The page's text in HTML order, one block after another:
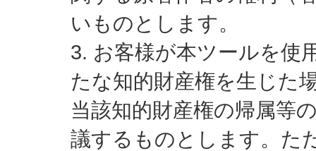
いものとします。
3. お客様が本ツールを使
たな知的財産権を生じた
当該知的財産権の帰属等
議するものとします。た